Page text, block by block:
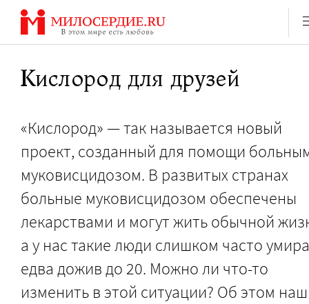
Перейти
содержанию
Кислород для друзей
«Кислород» — так называется новый
проект, созданный для помощи
муковисцидозом. В развитых странах
больные муковисцидозом обеспечены
лекарствами и могут жить обычной
а у нас такие люди слишком часто
едва дожив до 20. Можно ли что-то
изменить в этой ситуации? Об этом наш